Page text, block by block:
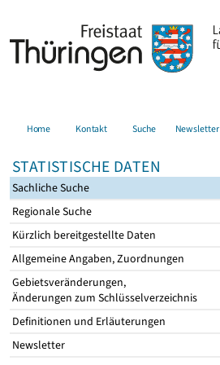
Home Kontakt Suche Newsletter
STATISTISCHE DATEN
Sachliche Suche
Regionale Suche
Kürzlich bereitgestellte Daten
Allgemeine Angaben, Zuordnungen
Gebietsveränderungen,
Änderungen zum Schlüsselverzeichnis
Definitionen und Erläuterungen
Newsletter